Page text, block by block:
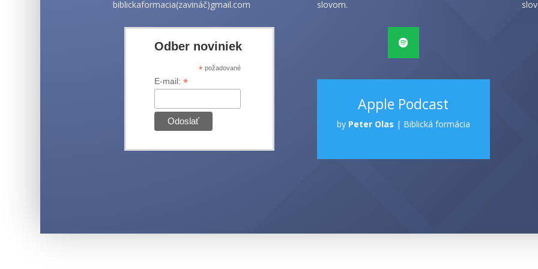
biblickaformacia(zavináč)gmail.com
Odber noviniek
*požadované
E-mail: *
slovom.
Apple Podcast
by Peter Olas | Biblická formácia